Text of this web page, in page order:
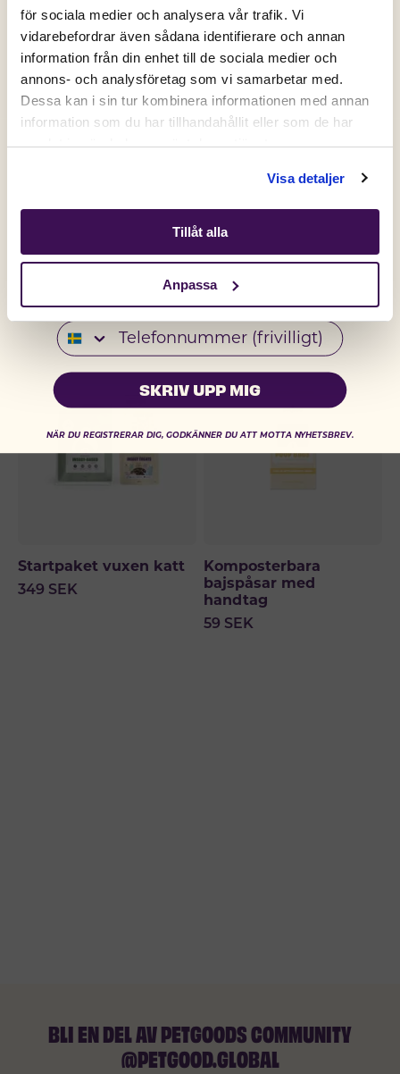
för sociala medier och analysera vår trafik. Vi
vidarebefordrar även sådana identifierare och annan
information från din enhet till de sociala medier och
annons- och analysföretag som vi samarbetar med.
Dessa kan i sin tur kombinera informationen med annan
information som du har tillhandahållit eller som de har
samlat in när du har använt deras tjänster.
Visa detaljer
Tillåt alla
Anpassa
Active location:
Sweden
Currency: SEK
SELECT YOUR COUNTRY:
katt
Insektspaté våtfoder -
Startpaket vuxen katt
349 SEK
100% VÄXTBASERADE
Komposterbara
bajspåsar med
handtag
59 SEK
BLI EN DEL AV PETGOODS COMMUNITY
@PETGOOD.GLOBAL
Få 50% på ditt första köp💛
Signa upp dig på vårt nyhetsbrev och få din unika
Gäller nya kunder och dig som inte har handlat hos oss de
Telefonnummer
SKRIV UPP MIG
NÄR DU REGISTRERAR DIG, GODKÄNNER DU ATT MOTTA NYHETSBREV.